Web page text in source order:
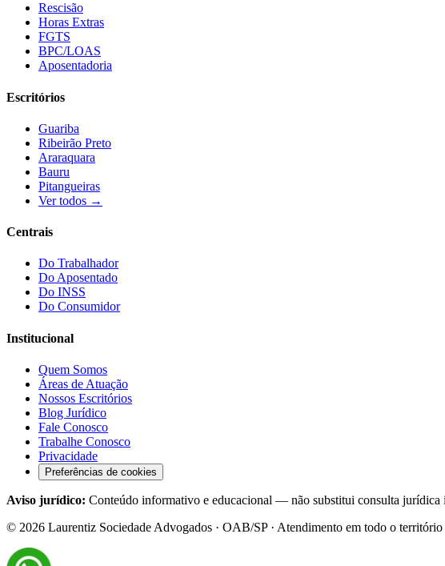
Rescisão
Horas Extras
FGTS
BPC/LOAS
Aposentadoria
Escritórios
Guariba
Ribeirão Preto
Araraquara
Bauru
Pitangueiras
Ver todos →
Centrais
Do Trabalhador
Do Aposentado
Do INSS
Do Consumidor
Institucional
Quem Somos
Áreas de Atuação
Nossos Escritórios
Blog Jurídico
Fale Conosco
Trabalhe Conosco
Privacidade
Preferências de cookies
Aviso jurídico: Conteúdo informativo e educacional — não substitui consulta
© 2026 Laurentiz Sociedade Advogados · OAB/SP · Atendimento em todo o